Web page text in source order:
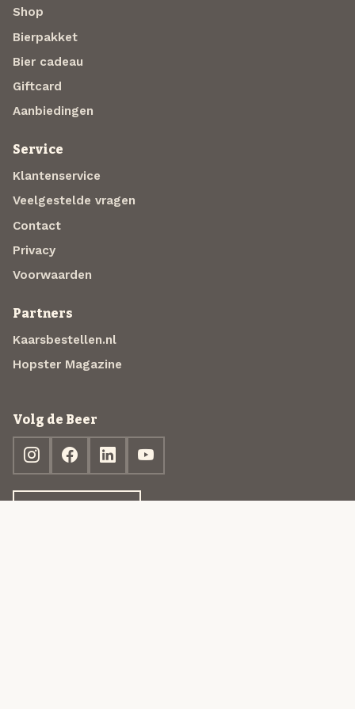
Shop
Bierpakket
Bier cadeau
Giftcard
Aanbiedingen
Service
Klantenservice
Veelgestelde vragen
Contact
Privacy
Voorwaarden
Partners
Kaarsbestellen.nl
Hopster Magazine
Volg de Beer